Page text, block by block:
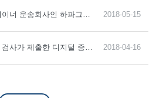
너 운송회사인 하파그로
자문
2018-05-15
사가 제출한 디지털 증거
사건을 파기환송
2018-04-16